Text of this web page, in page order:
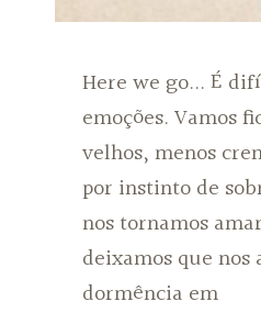
Here we go... É
emoções. Vamos
velhos, menos
por instinto de
nos tornamos
deixamos que
dormência em